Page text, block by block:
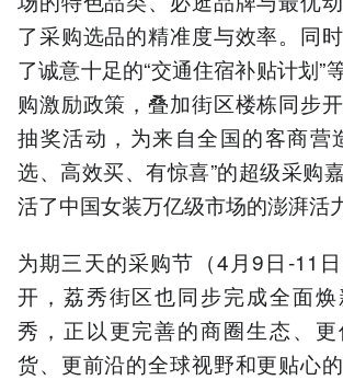
了采购选品的精准度与效率。同
了诚意十足的“交通住宿补贴计划”
购激励政策，叠加街区楼栋同步
抽奖活动，为来自全国的客商营
选、高效买、有惊喜”的超级采购
活了中国女装万亿级市场的澎湃活力
为期三天的采购节（4月9日-11
开，荔秀街区也同步完成全面
秀，正以更完善的商圈生态、
货、更前沿的全球视野和更贴心